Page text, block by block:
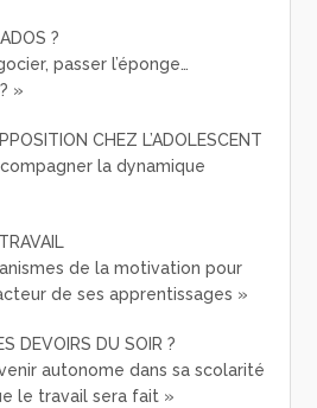
?
passer l’éponge…
»
CHEZ L’ADOLESCENT
la dynamique
de la motivation pour
de ses apprentissages »
DEVOIRS DU SOIR ?
autonome dans sa scolarité
le travail sera fait »